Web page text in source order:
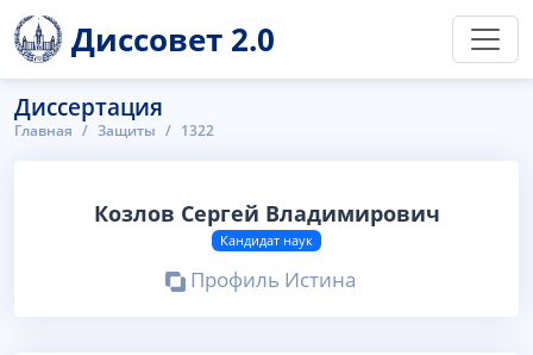
Диссовет 2.0
Диссертация
Главная Защиты 1322
Козлов Сергей Владимирович
Кандидат наук
Профиль Истина